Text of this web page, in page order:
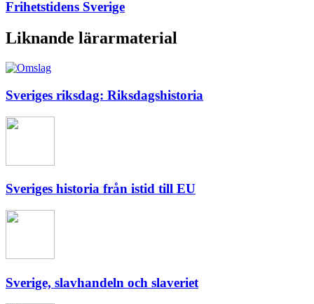
Frihetstidens Sverige
Liknande lärarmaterial
Sveriges riksdag: Riksdagshistoria
Sveriges historia från istid till EU
Sverige, slavhandeln och slaveriet